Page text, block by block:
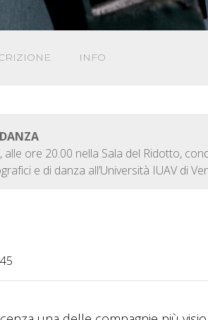
INFO
alle ore 20.00 nella Sala del Ridotto,
e di danza all’Università IUAV di